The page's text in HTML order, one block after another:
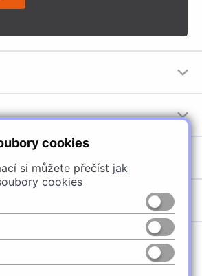
cookies
si můžete přečíst jak
cookies